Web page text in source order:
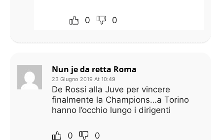
0 0
Nun je da retta Roma
23 Giugno 2019 At 10:49
De Rossi alla Juve per vincere
finalmente la Champions…a Torino
hanno l’occhio lungo i dirigenti
0 0